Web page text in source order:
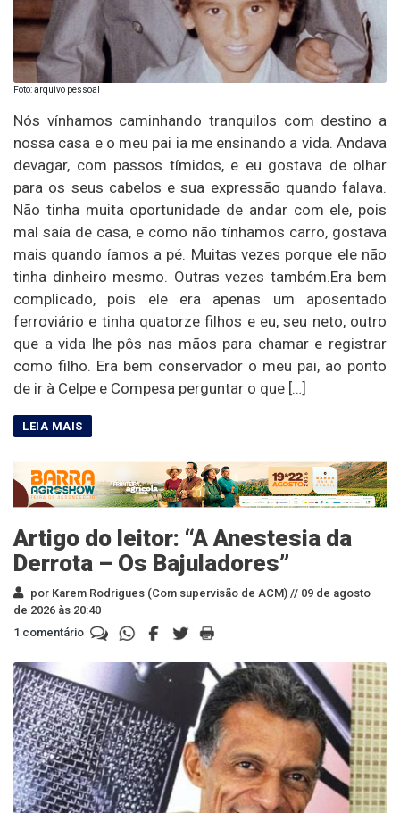
Foto: arquivo pessoal
Nós vínhamos caminhando tranquilos com destino a
nossa casa e o meu pai ia me ensinando a vida. Andava
devagar, com passos tímidos, e eu gostava de olhar
para os seus cabelos e sua expressão quando falava.
Não tinha muita oportunidade de andar com ele, pois
mal saía de casa, e como não tínhamos carro, gostava
mais quando íamos a pé. Muitas vezes porque ele não
tinha dinheiro mesmo. Outras vezes também.Era bem
complicado, pois ele era apenas um aposentado
ferroviário e tinha quatorze filhos e eu, seu neto, outro
que a vida lhe pôs nas mãos para chamar e registrar
como filho. Era bem conservador o meu pai, ao ponto
de ir à Celpe e Compesa perguntar o que […]
Artigo do leitor: “A Anestesia da
Derrota – Os Bajuladores”
por Karem Rodrigues (Com supervisão de ACM) // 09 de agosto
de 2026 às 20:40
1 comentário